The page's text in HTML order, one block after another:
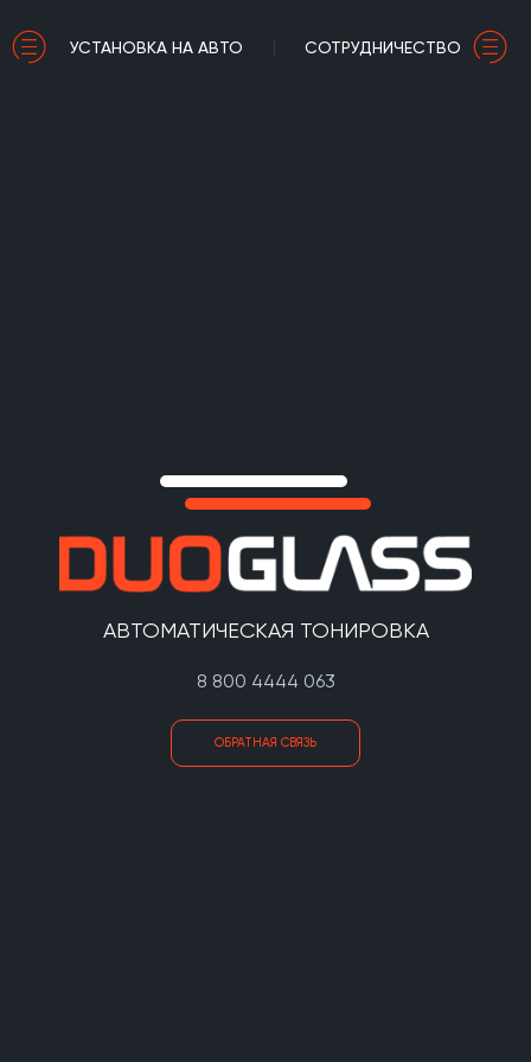
УСТАНОВКА НА АВТО СОТРУДНИЧЕСТВО
АВТОМАТИЧЕСКАЯ ТОНИРОВКА
8 800 4444 063
ОБРАТНАЯ СВЯЗЬ